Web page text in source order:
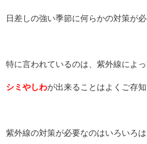
日差しの強い季節に何らかの対策が必
特に言われているのは、紫外線によ
シミやしわが出来ることはよくご存知
紫外線の対策が必要なのはいろいろ